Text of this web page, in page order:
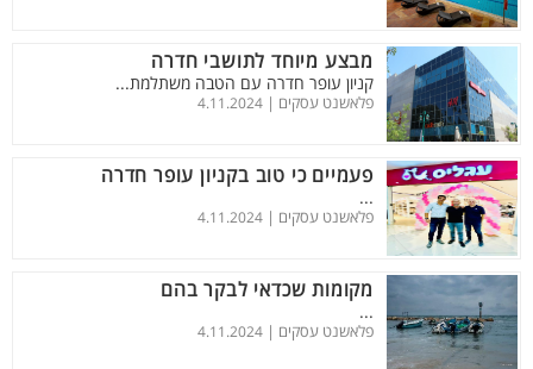
מבצע מיוחד לתושבי חדרה
קניון עופר חדרה עם הטבה משתלמת...
פלאשנט עסקים | 4.11.2024
פעמיים כי טוב בקניון עופר חדרה
...
פלאשנט עסקים | 4.11.2024
מקומות שכדאי לבקר בהם
...
פלאשנט עסקים | 4.11.2024